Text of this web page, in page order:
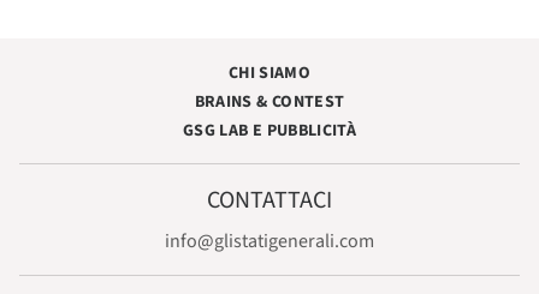
CHI SIAMO
BRAINS & CONTEST
GSG LAB E PUBBLICITÀ
CONTATTACI
info@glistatigenerali.com